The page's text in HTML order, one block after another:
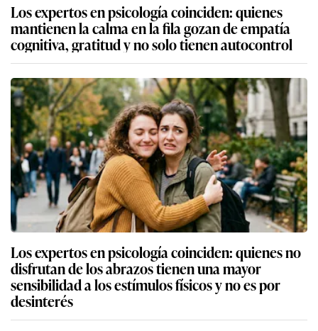
Los expertos en psicología coinciden: quienes
mantienen la calma en la fila gozan de empatía
cognitiva, gratitud y no solo tienen autocontrol
Los expertos en psicología coinciden: quienes no
disfrutan de los abrazos tienen una mayor
sensibilidad a los estímulos físicos y no es por
desinterés